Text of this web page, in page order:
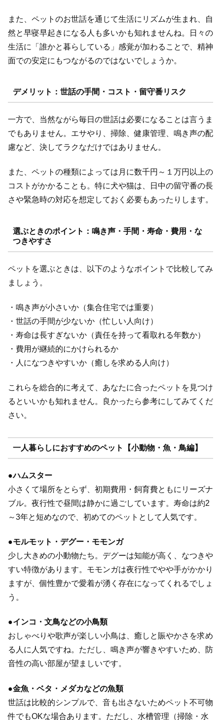
また、ペットのお世話を通じて生活にリズムが生まれ、自
然と早寝早起きになる人も多いかも知れませんね。日々の
生活に「誰かと暮らしている」感覚が加わることで、精神
面での安定にもつながるのではないでしょうか。
デメリット：世話の手間・コスト・留守番リスク
一方で、当然ながら毎日の世話は必要になることは言うま
でもありません。エサやり、掃除、健康管理、鳴き声の配
慮など、決してラクなだけではありません。
また、ペットの種類によっては月に数千円～１万円以上の
コストがかかることも。特に犬や猫は、日中の留守番の長
さや緊急時の対応を想定しておく必要もあったりします。
選ぶときのポイント：鳴き声・手間・寿命・費用・な
つきやすさ
ペットを選ぶときは、以下のようなポイントで比較してみ
ましょう。
・鳴き声が小さいか（集合住宅では重要）
・世話の手間が少ないか（忙しい人向け）
・寿命は長すぎないか（責任を持って看取れる年数か）
・費用が継続的にかけられるか
・人になつきやすいか（癒しを求める人向け）
これらを総合的に考えて、あなたに合ったペットを見つけ
るといいかも知れません。良かったら参考にしてみてくだ
さい。
一人暮らしにおすすめのペット【小動物・魚・鳥編】
●ハムスター
小さくて場所をとらず、初期費用・飼育費ともにリーズナ
ブル。夜行性で昼間は静かに過ごしています。寿命は約2
～3年と短めなので、初めてのペットとして人気です。
●モルモット・デグー・モモンガ
少し大きめの小動物たち。デグーは知能が高く、なつきや
すい特徴があります。モモンガは夜行性でやや手がかかり
ますが、個性豊かで愛着が湧く存在になってくれるでしょ
う。
●インコ・文鳥などの小鳥類
おしゃべりや歌声が楽しい小鳥は、癒しと賑やかさを求め
る人に人気ですね。ただし、鳴き声が響きやすいため、防
音性の高い部屋が望ましいです。
●金魚・ベタ・メダカなどの魚類
世話は比較的シンプルで、音も出さないためペット不可物
件でもOKな場合あります。ただし、水槽管理（掃除・水